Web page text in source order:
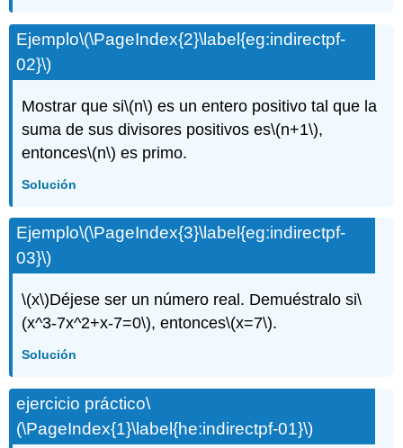
Ejemplo\(\PageIndex{2}\label{eg:indirectpf-
02}\)
Mostrar que si\(n\) es un entero positivo tal que la
suma de sus divisores positivos es\(n+1\),
entonces\(n\) es primo.
Solución
Ejemplo\(\PageIndex{3}\label{eg:indirectpf-
03}\)
\(x\)Déjese ser un número real. Demuéstralo si\
(x^3-7x^2+x-7=0\), entonces\(x=7\).
Solución
ejercicio práctico\
(\PageIndex{1}\label{he:indirectpf-01}\)